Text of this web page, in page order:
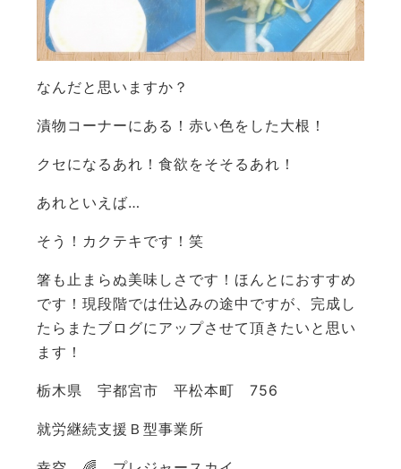
なんだと思いますか？
漬物コーナーにある！赤い色をした大根！
クセになるあれ！食欲をそそるあれ！
あれといえば…
そう！カクテキです！笑
箸も止まらぬ美味しさです！ほんとにおすすめ
です！現段階では仕込みの途中ですが、完成し
たらまたブログにアップさせて頂きたいと思い
ます！
栃木県 宇都宮市 平松本町 756
就労継続支援Ｂ型事業所